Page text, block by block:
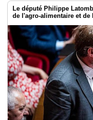
Le député Philippe
de l'agro-alimentaire et